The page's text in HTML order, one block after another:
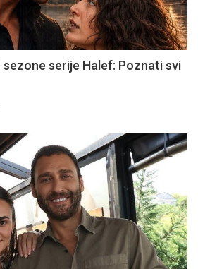
sezone serije Halef: Poznati svi